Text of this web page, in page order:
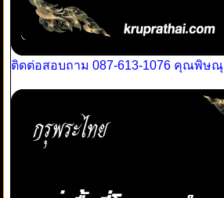
ติดต่อสอบถาม 087-613-1076 คุณพิษณุ